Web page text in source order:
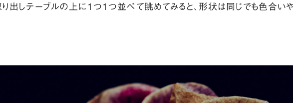
り出しテーブルの上に1つ1つ並べて眺めてみると、形状は同じでも色合